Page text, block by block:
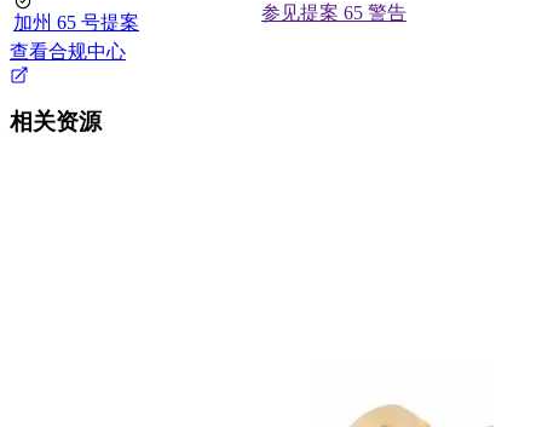
加州 65 号提案
参见提案 65 警告
查看合规中心
相关资源